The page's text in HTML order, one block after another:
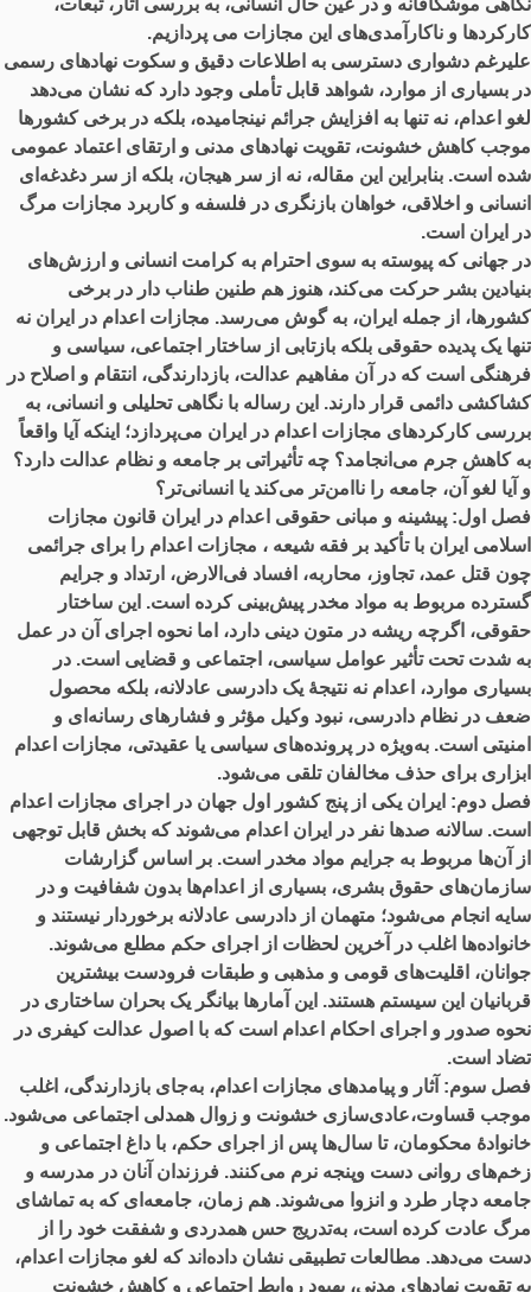
نگاهی موشکافانه و در عین حال انسانی، به بررسی آثار، تبعات،
کارکردها و ناکارآمدی‌های این مجازات می پردازیم.
علیرغم دشواری دسترسی به اطلاعات دقیق و سکوت نهادهای رسمی
در بسیاری از موارد، شواهد قابل تأملی وجود دارد که نشان می‌دهد
لغو اعدام، نه ‌تنها به افزایش جرائم نینجامیده، بلکه در برخی کشورها
موجب کاهش خشونت، تقویت نهادهای مدنی و ارتقای اعتماد عمومی
شده است. بنابراین این مقاله، نه از سر هیجان، بلکه از سر دغدغه‌ای
انسانی و اخلاقی، خواهان بازنگری در فلسفه و کاربرد مجازات مرگ
در ایران است.
در جهانی که پیوسته به‌ سوی احترام به کرامت انسانی و ارزش‌های
بنیادین بشر حرکت می‌کند، هنوز هم طنین طناب دار در برخی
کشورها، از جمله ایران، به گوش می‌رسد. مجازات اعدام در ایران نه
تنها یک پدیده حقوقی بلکه بازتابی از ساختار اجتماعی، سیاسی و
فرهنگی است که در آن مفاهیم عدالت، بازدارندگی، انتقام و اصلاح در
کشاکشی دائمی قرار دارند. این رساله با نگاهی تحلیلی و انسانی، به
بررسی کارکردهای مجازات اعدام در ایران می‌پردازد؛ اینکه آیا واقعاً
به کاهش جرم می‌انجامد؟ چه تأثیراتی بر جامعه و نظام عدالت دارد؟
و آیا لغو آن، جامعه را ناامن‌تر می‌کند یا انسانی‌تر؟
فصل اول: پیشینه و مبانی حقوقی اعدام در ایران قانون مجازات
اسلامی ایران با تأکید بر فقه شیعه ، مجازات اعدام را برای جرائمی
چون قتل عمد، تجاوز، محاربه، افساد فی‌الارض، ارتداد و جرایم
گسترده مربوط به مواد مخدر پیش‌بینی کرده است. این ساختار
حقوقی، اگرچه ریشه در متون دینی دارد، اما نحوه اجرای آن در عمل
به ‌شدت تحت تأثیر عوامل سیاسی، اجتماعی و قضایی است. در
بسیاری موارد، اعدام نه نتیجهٔ یک دادرسی عادلانه، بلکه محصول
ضعف در نظام دادرسی، نبود وکیل مؤثر و فشارهای رسانه‌ای و
امنیتی است. به‌ویژه در پرونده‌های سیاسی یا عقیدتی، مجازات اعدام
ابزاری برای حذف مخالفان تلقی می‌شود.
فصل دوم: ایران یکی از پنج کشور اول جهان در اجرای مجازات اعدام
است. سالانه صدها نفر در ایران اعدام می‌شوند که بخش قابل توجهی
از آن‌ها مربوط به جرایم مواد مخدر است. بر اساس گزارشات
سازمان‌های حقوق بشری، بسیاری از اعدام‌ها بدون شفافیت و در
سایه انجام می‌شود؛ متهمان از دادرسی عادلانه برخوردار نیستند و
خانواده‌ها اغلب در آخرین لحظات از اجرای حکم مطلع می‌شوند.
جوانان، اقلیت‌های قومی و مذهبی و طبقات فرودست بیشترین
قربانیان این سیستم هستند. این آمارها بیانگر یک بحران ساختاری در
نحوه صدور و اجرای احکام اعدام است که با اصول عدالت کیفری در
تضاد است.
فصل سوم: آثار و پیامدهای مجازات اعدام، به‌جای بازدارندگی، اغلب
موجب قساوت،عادی‌سازی خشونت و زوال همدلی اجتماعی می‌شود.
خانوادهٔ محکومان، تا سال‌ها پس از اجرای حکم، با داغ اجتماعی و
زخم‌های روانی دست ‌وپنجه نرم می‌کنند. فرزندان آنان در مدرسه و
جامعه دچار طرد و انزوا می‌شوند. هم ‌زمان، جامعه‌ای که به تماشای
مرگ عادت کرده است، به‌تدریج حس همدردی و شفقت خود را از
دست می‌دهد. مطالعات تطبیقی نشان داده‌اند که لغو مجازات اعدام،
به تقویت نهادهای مدنی، بهبود روابط اجتماعی و کاهش خشونت